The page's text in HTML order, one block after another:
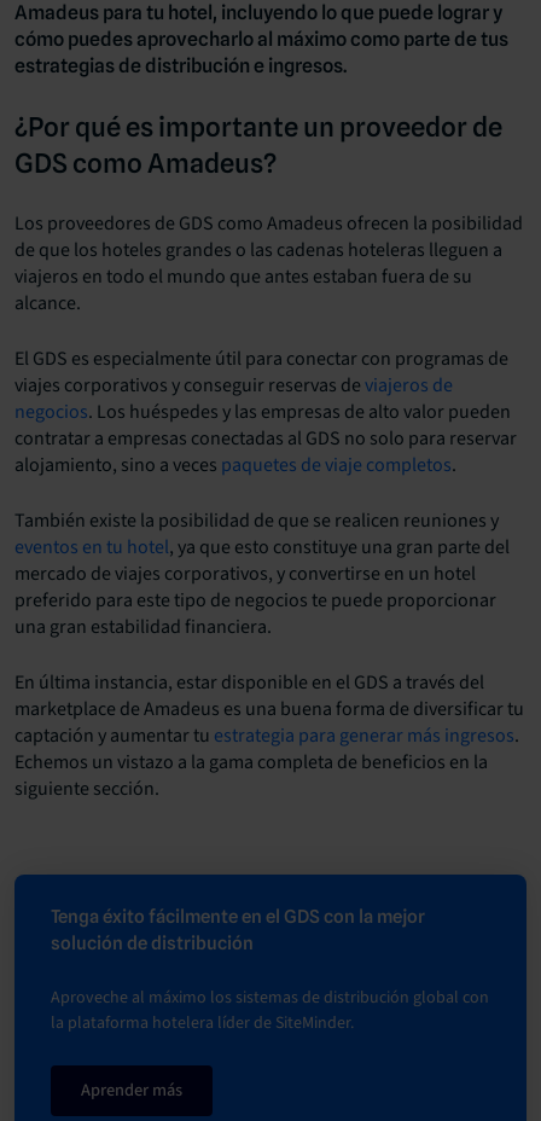
Amadeus para tu hotel, incluyendo lo que puede lograr y
cómo puedes aprovecharlo al máximo como parte de tus
estrategias de distribución e ingresos.
¿Por qué es importante un proveedor de
GDS como Amadeus?
Los proveedores de GDS como Amadeus ofrecen la posibilidad
de que los hoteles grandes o las cadenas hoteleras lleguen a
viajeros en todo el mundo que antes estaban fuera de su
alcance.
El GDS es especialmente útil para conectar con programas de
viajes corporativos y conseguir reservas deviajeros de
negocios. Los huéspedes y las empresas de alto valor pueden
contratar a empresas conectadas al GDS no solo para reservar
alojamiento, sino a veces paquetes de viaje completos.
También existe la posibilidad de que se realicen reuniones y
eventos en tu hotel, ya que esto constituye una gran parte del
mercado de viajes corporativos, y convertirse en un hotel
preferido para este tipo de negocios te puede proporcionar
una gran estabilidad financiera.
En última instancia, estar disponible en el GDS a través del
marketplace de Amadeus es una buena forma de diversificar tu
captación y aumentar tu estrategia para generar más ingresos.
Echemos un vistazo a la gama completa de beneficios en la
siguiente sección.
Tenga éxito fácilmente en el GDS con la mejor
solución de distribución
Aproveche al máximo los sistemas de distribución global con
la plataforma hotelera líder de SiteMinder.
Aprender más